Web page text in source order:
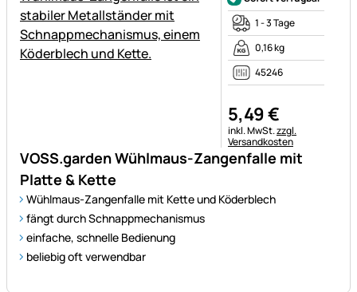
VOSS.garden Wühlmaus-Zangenfalle mit
Platte & Kette
Wühlmaus-Zangenfalle mit Kette und Köderblech
fängt durch Schnappmechanismus
einfache, schnelle Bedienung
beliebig oft verwendbar
1 - 3 Tage
0,16 kg
45246
5,49€
Steuerhinweis:
inkl. MwSt.zzgl.
Versandkosten